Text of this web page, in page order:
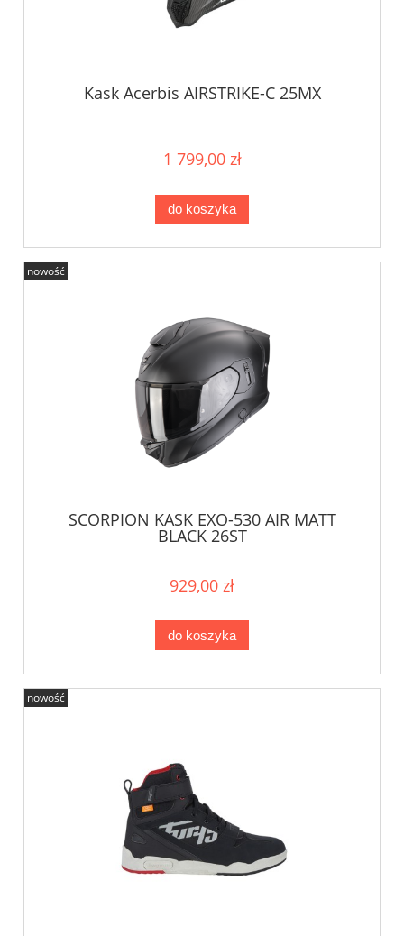
Kask Acerbis AIRSTRIKE-C 25MX
1 799,00 zł
do koszyka
SCORPION KASK EXO-530 AIR MATT
BLACK 26ST
929,00 zł
do koszyka
nowość
nowość